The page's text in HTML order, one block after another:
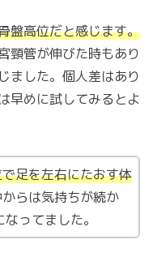
盤高位だと感じます。
頸管が伸びた時もあり
ました。個人差はあり
早めに試してみるとよ
足を左右にたおす体
らは気持ちが続か
ってました。